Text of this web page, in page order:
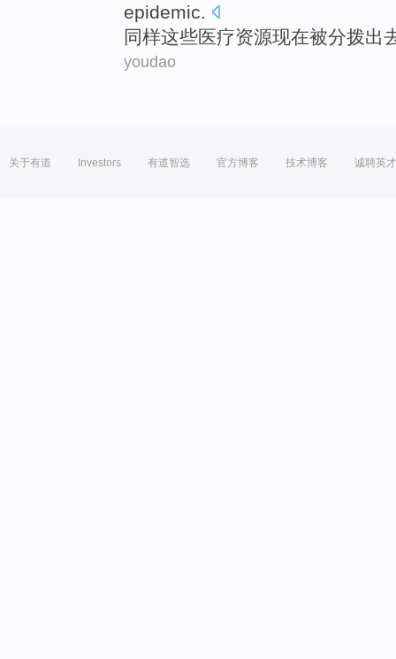
epidemic.
同样这些医疗资源现在被分拨出
youdao
关于有道 Investors 有道智选 官方博客 技术博客 诚聘英才